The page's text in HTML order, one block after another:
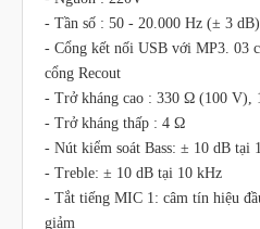
- Tần số : 50 - 20.000 Hz (± 3 dB)
- Cổng kết nối USB với MP3. 03
cổng Recout
- Trở kháng cao : 330 Ω (100 V),
- Trở kháng thấp : 4 Ω
- Nút kiểm soát Bass: ± 10 dB tại
- Treble: ± 10 dB tại 10 kHz
- Tắt tiếng MIC 1: câm tín hiệu
giảm